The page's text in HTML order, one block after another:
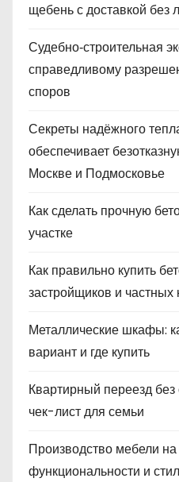
щебень с доставкой без
Судебно‑строительная
справедливому
споров
Секреты надёжного
обеспечивает
Москве и Подмосковье
Как сделать прочную
участке
Как правильно купить
застройщиков и частных
Металлические шкафы:
вариант и где купить
Квартирный переезд без
чек-лист для семьи
Производство мебели на
функциональности и